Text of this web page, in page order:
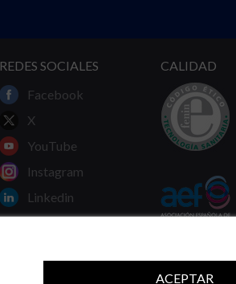
ACEPTAR
REDES SOCIALES
Facebook
X
YouTube
Instagram
Linkedin
CALIDAD